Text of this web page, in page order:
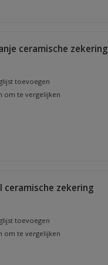
ceramische zekering
toevoegen
om te vergelijken
ceramische zekering
toevoegen
om te vergelijken